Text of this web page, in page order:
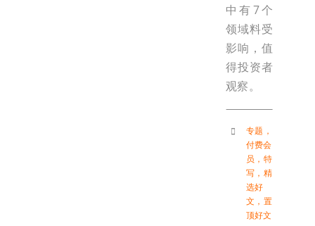
中有7个
领域料受
影响，值
得投资者
观察。
专题 ，
付费会
员 ， 特
写 ， 精
选好
文 ， 置
顶好文